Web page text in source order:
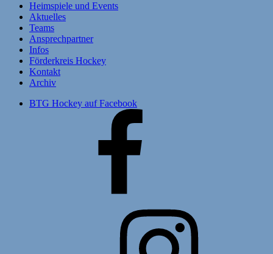
Heimspiele und Events
Aktuelles
Teams
Ansprechpartner
Infos
Förderkreis Hockey
Kontakt
Archiv
BTG Hockey auf Facebook